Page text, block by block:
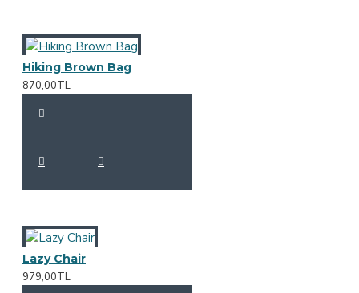
Hiking Brown Bag
870,00TL
Lazy Chair
979,00TL